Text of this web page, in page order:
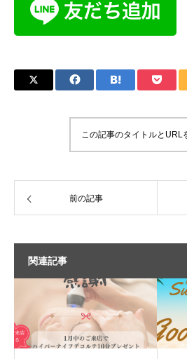
この記事のタイトルとURL
前の記事
関連記事